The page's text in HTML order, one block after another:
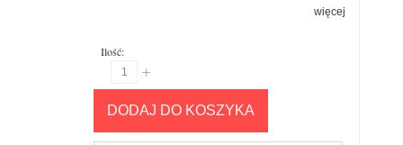
wyprofilowany dzióbek umożliwia dokładne nalanie
napoju wprost do filiżanki, bez ryzyka rozlania kawy
po stole. atrakcyjny wizualnie i praktyczny produkt
zaspokoi gusta każdego amatora duńskiej
więcej
Ilość:
DODAJ DO KOSZYKA